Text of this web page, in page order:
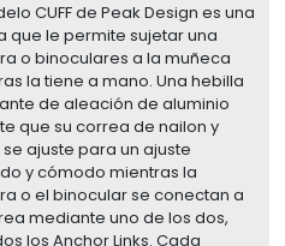
CUFF de Peak Design es una
que le permite sujetar una
o binoculares a la muñeca
la tiene a mano. Una hebilla
de aleación de aluminio
que su correa de nailon y
ajuste para un ajuste
y cómodo mientras la
o el binocular se conectan a
mediante uno de los dos,
los Anchor Links. Cada